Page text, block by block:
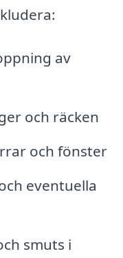
av
och räcken
och fönster
eventuella
smuts i